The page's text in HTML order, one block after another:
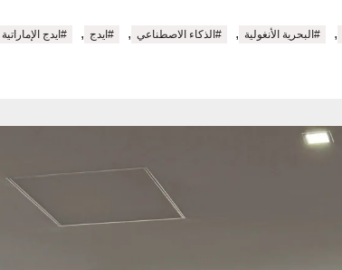
, #البحرية الأنغولية , #الذكاء الاصطناعي , #ايدج , #ايدج الإماراتية